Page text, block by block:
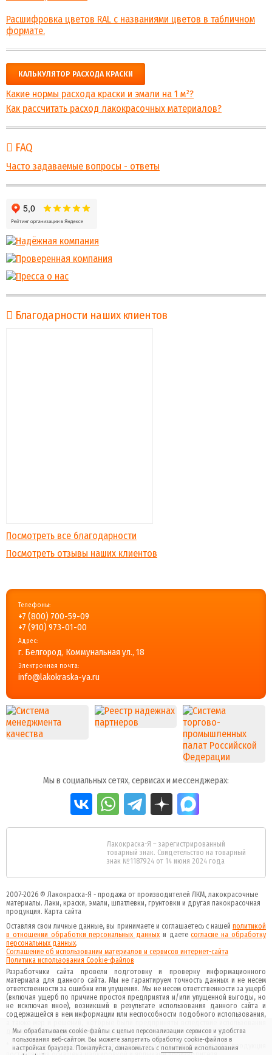
Расшифровка цветов RAL с названиями цветов в табличном
формате.
КАЛЬКУЛЯТОР РАСХОДА КРАСКИ
Какие нормы расхода краски и эмали на 1 м²?
Как рассчитать расход лакокрасочных материалов?
FAQ
Часто задаваемые вопросы - ответы
Благодарности наших клиентов
Посмотреть все благодарности
Посмотреть отзывы наших клиентов
Телефоны:
+7 (800) 700-59-09
+7 (910) 973-01-00
Адрес:
г. Белгород, Коммунальная ул., 18
Электронная почта:
info@lakokraska-ya.ru
Мы в социальных сетях, сервисах и мессенджерах:
Лакокраска-Я – зарегистрированный
товарный знак. Свидетельство на товарный
знак №1187924 от 14 июня 2024 года
2007-2026 © Лакокраска-Я - продажа от производителей ЛКМ, лакокрасочные
материалы. Лаки, краски, эмали, шпатлевки, грунтовки и другая лакокрасочная
продукция. Карта сайта
Оставляя свои личные данные, вы принимаете и соглашаетесь с нашей политикой
в отношении обработки персональных данных и даетеcогласие на обработку
персональных данных.
Соглашение об использовании материалов и сервисов интернет-сайта
Политика использования Cookie-файлов
Разработчики сайта провели подготовку и проверку информационного
материала для данного сайта. Мы не гарантируем точность данных и не несем
ответственности за ошибки или упущения. Мы не несем ответственности за ущерб
(включая ущерб по причине простоя предприятия и/или упущенной выгоды, но
не исключая иное), возникший в результате использования данного сайта и
содержащейся в нем информации или неспособности подобного использования,
данного сайта и данной информации.
* - данное изображение является картинкой декоративного смысла, продукция
Мы обрабатываем cookie-файлы с целью персонализации сервисов и удобства
пользования веб-сайтом. Вы можете запретить обработку cookie-файлов в
настройках браузера. Пожалуйста, ознакомьтесь с политикой использования